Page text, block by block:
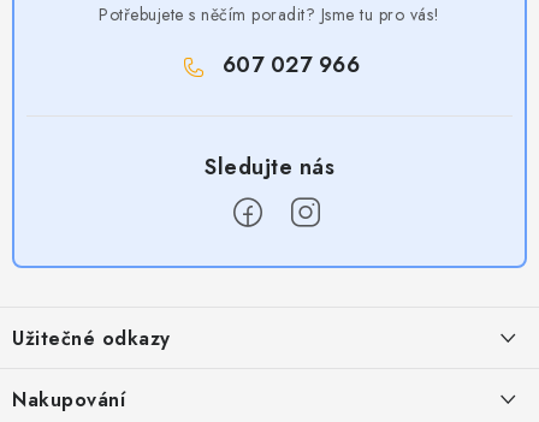
Potřebujete s něčím poradit? Jsme tu pro vás!
607 027 966
p
a
Užitečné odkazy
Obchodní podmínky
Nakupování